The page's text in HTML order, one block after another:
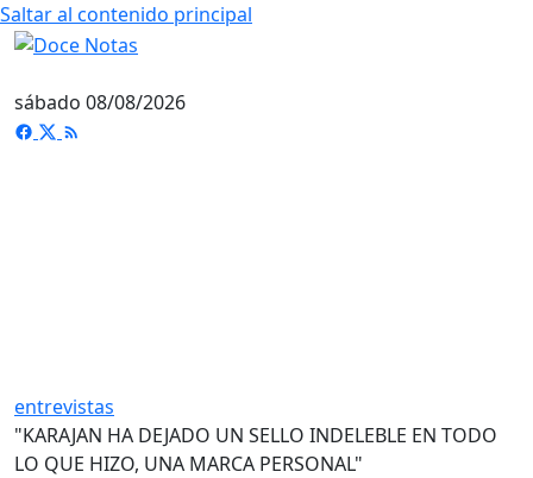
Saltar al contenido principal
sábado 08/08/2026
entrevistas
"KARAJAN HA DEJADO UN SELLO INDELEBLE EN TODO
LO QUE HIZO, UNA MARCA PERSONAL"